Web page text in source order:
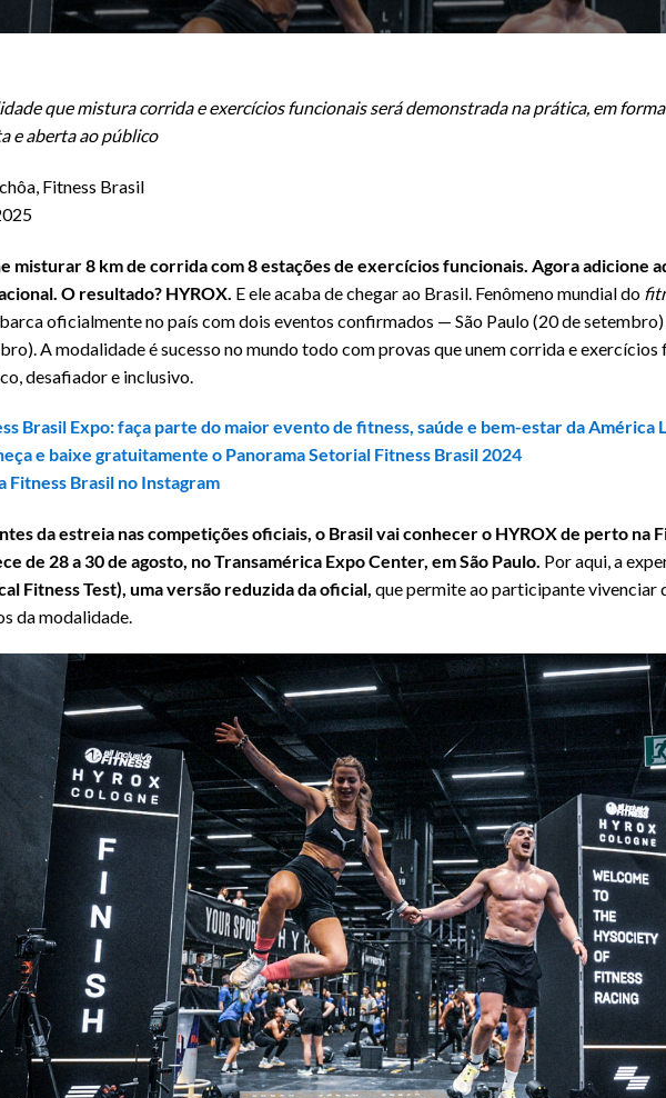
que mistura corrida e exercícios funcionais será demonstrada na prática, em
e aberta ao público
Fitness Brasil
misturar 8 km de corrida com 8 estações de exercícios funcionais. Agora adicione
O resultado? HYROX. E ele acaba de chegar ao Brasil. Fenômeno mundial do
oficialmente no país com dois eventos confirmados — São Paulo (20 de setembro)
A modalidade é sucesso no mundo todo com provas que unem corrida e
desafiador e inclusivo.
Brasil Expo: faça parte do maior evento de fitness, saúde e bem-estar da América
e baixe gratuitamente o Panorama Setorial Fitness Brasil 2024
Fitness Brasil no Instagram
da estreia nas competições oficiais, o Brasil vai conhecer o HYROX de perto na
de 28 a 30 de agosto, no Transamérica Expo Center, em São Paulo. Por aqui, a
Fitness Test), uma versão reduzida da oficial, que permite ao participante vivenciar
da modalidade.